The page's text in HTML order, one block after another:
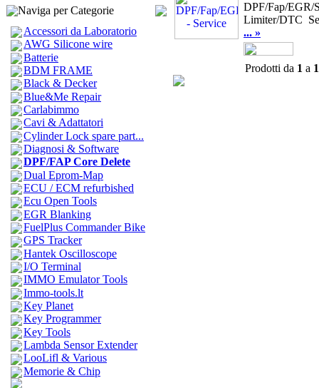
Naviga per Categorie
Accessori da Laboratorio
AWG Silicone wire
Batterie
BDM FRAME
Black & Decker
Blue&Me Repair
Carlabimmo
Cavi & Adattatori
Cylinder Lock spare part...
Diagnosi & Software
DPF/FAP Core Delete
Dual Eprom-Map
ECU / ECM refurbished
Ecu Open Tools
EGR Blanking
FuelPlus Commander Bike
GPS Tracker
Hantek Oscilloscope
I/O Terminal
IMMO Emulator Tools
Immo-tools.lt
Key Planet
Key Programmer
Key Tools
Lambda Sensor Extender
LooLifl & Various
Memorie & Chip
DPF/Fap/EGR/
Limiter/DTC
... »
Prodotti da 1 a 1